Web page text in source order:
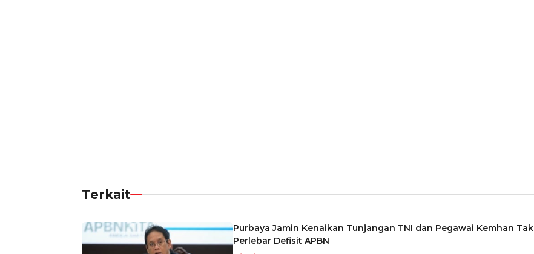
Terkait
Purbaya Jamin Kenaikan Tunjangan TNI dan Pegawai Kemhan Tak
Perlebar Defisit APBN